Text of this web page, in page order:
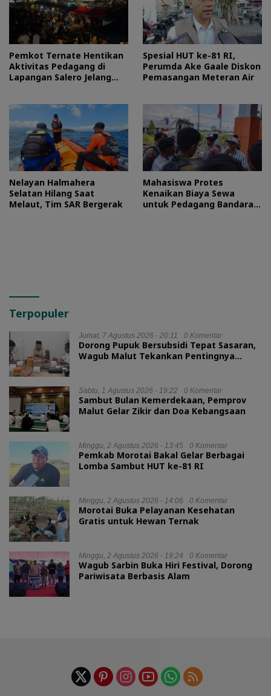
Pemkot Ternate Hentikan
Aktivitas Pedagang di
Lapangan Salero Jelang
Spesial HUT ke-81 RI,
Perumda Ake Gaale Diskon
Pemasangan Meteran Air
Nelayan Halmahera
Selatan Hilang Saat
Melaut, Tim SAR Bergerak
Mahasiswa Protes
Kenaikan Biaya Sewa
untuk Pedagang Bandara
Terpopuler
Jumat, 7 Agustus 2026 - 20:11 0 Komentar
Dorong Pupuk Bersubsidi Tepat Sasaran,
Wagub Malut Tekankan Pentingnya
Sabtu, 1 Agustus 2026 - 19:22 0 Komentar
Sambut Bulan Kemerdekaan, Pemprov
Malut Gelar Zikir dan Doa Kebangsaan
Minggu, 2 Agustus 2026 - 13:45 0 Komentar
Pemkab Morotai Bakal Gelar Berbagai
Lomba Sambut HUT ke-81 RI
Minggu, 2 Agustus 2026 - 14:06 0 Komentar
Morotai Buka Pelayanan Kesehatan
Gratis untuk Hewan Ternak
Minggu, 2 Agustus 2026 - 19:24 0 Komentar
Wagub Sarbin Buka Hiri Festival, Dorong
Pariwisata Berbasis Alam